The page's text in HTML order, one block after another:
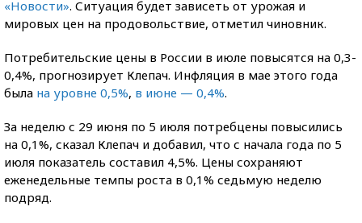
«Новости». Ситуация будет зависеть от урожая и
мировых цен на продовольствие, отметил чиновник.
Потребительские цены в России в июле повысятся на 0,3-
0,4%, прогнозирует Клепач. Инфляция в мае этого года
была на уровне 0,5%, в июне — 0,4%.
За неделю с 29 июня по 5 июля потребцены повысились
на 0,1%, сказал Клепач и добавил, что с начала года по 5
июля показатель составил 4,5%. Цены сохраняют
еженедельные темпы роста в 0,1% седьмую неделю
подряд.